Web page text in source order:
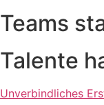
Teams
Talente
Unverbindliches